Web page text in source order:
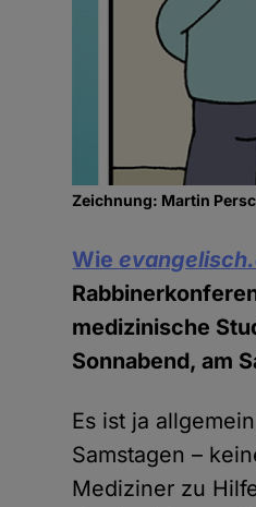
Zeichnung: Martin
Wie
medizinische
Sonnabend, am
Es ist ja
Samstagen –
Mediziner zu